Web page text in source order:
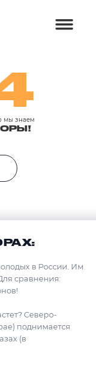
мы знаем
в России. Им
сравнения:
Северо-
поднимается
(в